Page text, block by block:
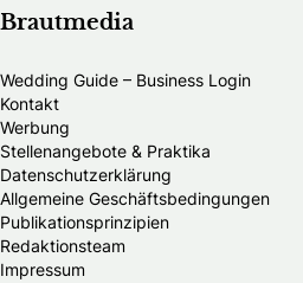
Brautmedia
Wedding Guide – Business Login
Kontakt
Werbung
Stellenangebote & Praktika
Datenschutzerklärung
Allgemeine Geschäftsbedingungen
Publikationsprinzipien
Redaktionsteam
Impressum